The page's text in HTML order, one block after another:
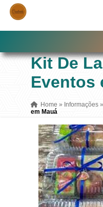
Kit De
Eventos
Home » Informações »
em Mauá